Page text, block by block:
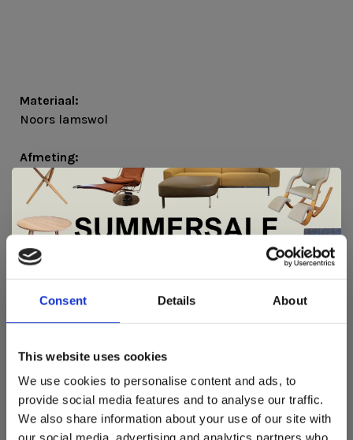
Consent Details About
This website uses cookies
We use cookies to personalise content and ads, to
provide social media features and to analyse our traffic.
We also share information about your use of our site with
Materiaal:
Noors lamswol
Afmeting:
150x100cm
0 sterren op basis van 0 beoordelingen
JE BEOORDELING TOEVOEGEN
De Summer Sale bij Snip Wonen+ is
gestart!
woonaccessoires aan te schaffen met aantrekkelijke kortingen.
In onze showroom vind je een uitgebreide selectie
designmeubelen van gerenommeerde Nederlandse en Europese
merken. Onder andere showroommodellen vanHarvink ,